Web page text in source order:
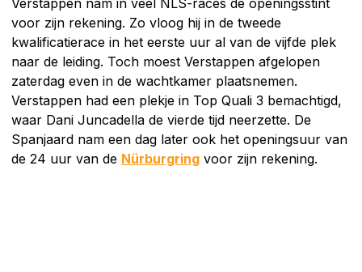
voor zijn rekening. Zo vloog hij in de tweede
kwalificatierace in het eerste uur al van de vijfde plek
naar de leiding. Toch moest Verstappen afgelopen
zaterdag even in de wachtkamer plaatsnemen.
Verstappen had een plekje in Top Quali 3 bemachtigd,
waar Dani Juncadella de vierde tijd neerzette. De
Spanjaard nam een dag later ook het openingsuur van
de 24 uur van de Nürburgring voor zijn rekening.